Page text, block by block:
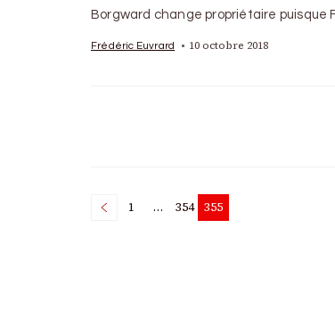
Borgward change propriétaire puisque
Frédéric Euvrard 10 octobre 2018
Posts
Page
1 … Page
354 Page
355